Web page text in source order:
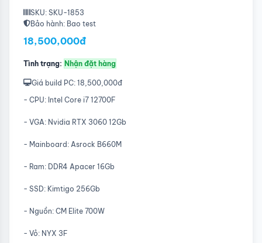
SKU: SKU-1853
Bảo hành: Bao test
18,500,000đ
Tình trạng: Nhận đặt hàng
Giá build PC: 18,500,000đ
- CPU: Intel Core i7 12700F
- VGA: Nvidia RTX 3060 12Gb
- Mainboard: Asrock B660M
- Ram: DDR4 Apacer 16Gb
- SSD: Kimtigo 256Gb
- Nguồn: CM Elite 700W
- Vỏ: NYX 3F